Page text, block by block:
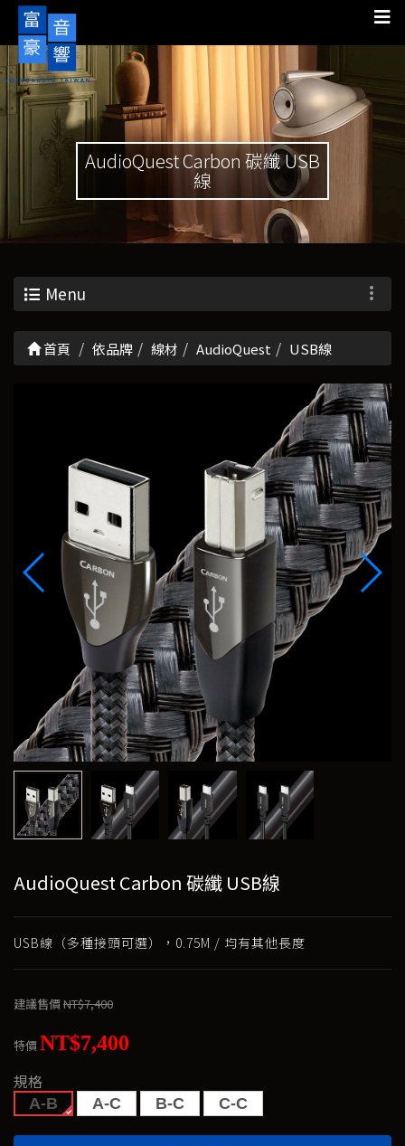
AudioQuest Carbon 碳纖 USB
線
Menu
首頁 依品牌 線材 AudioQuest USB線
AudioQuest Carbon 碳纖 USB線
USB線（多種接頭可選），0.75M / 均有其他長度
建議售價NT$7,400
特價NT$7,400
規格
A-B A-C B-C C-C